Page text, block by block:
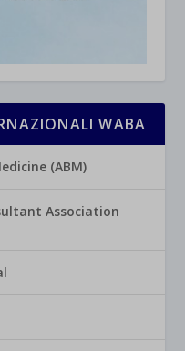
WABA
(ABM)
Association